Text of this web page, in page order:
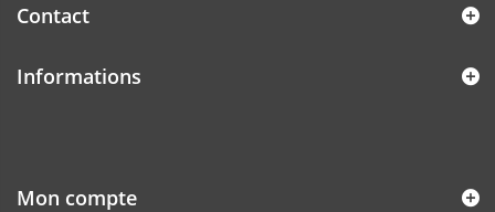
Contact
Informations
Mon compte